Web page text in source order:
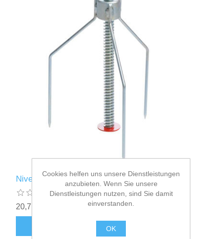
Nivellierbock FE(II) Nr. 545373
20,71€ inkl. Mwst. zzgl.Versand
Cookies helfen uns unsere Dienstleistungen
anzubieten. Wenn Sie unsere
Dienstleistungen nutzen, sind Sie damit
einverstanden.
OK